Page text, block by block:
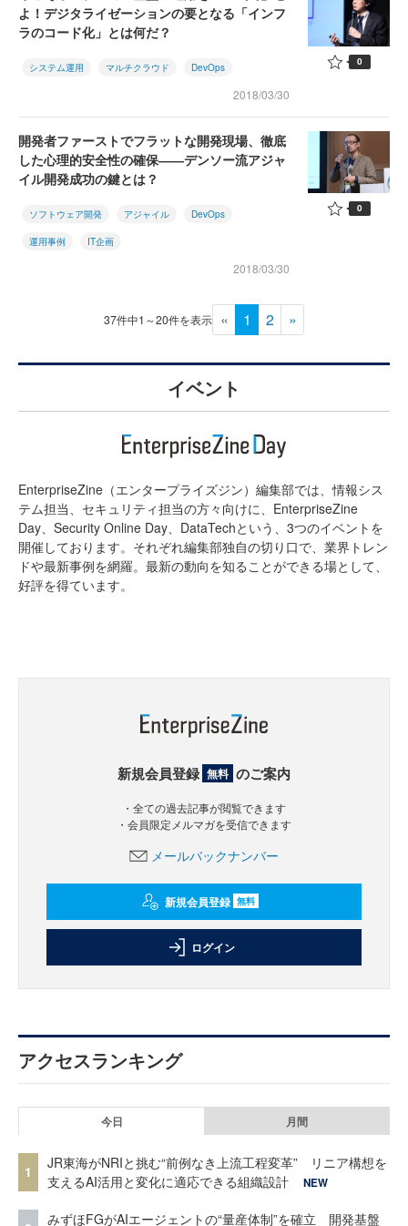
よ！デジタライゼーションの要となる「インフ
ラのコード化」とは何だ？
システム運用 マルチクラウド DevOps
2018/03/30
0
開発者ファーストでフラットな開発現場、徹底
した心理的安全性の確保――デンソー流アジャ
イル開発成功の鍵とは？
ソフトウェア開発 アジャイル DevOps
運用事例 IT企画
2018/03/30
0
37件中1～20件を表示 « 1 2 »
イベント
EnterpriseZine（エンタープライズジン）編集部では、情報シス
テム担当、セキュリティ担当の方々向けに、EnterpriseZine
Day、Security Online Day、DataTechという、3つのイベントを
開催しております。それぞれ編集部独自の切り口で、業界トレン
ドや最新事例を網羅。最新の動向を知ることができる場として、
好評を得ています。
新規会員登録 無料 のご案内
・全ての過去記事が閲覧できます
・会員限定メルマガを受信できます
メールバックナンバー
新規会員登録 無料
ログイン
アクセスランキング
今日 月間
1
JR東海がNRIと挑む“前例なき上流工程変革” リニア構想を
支えるAI活用と変化に適応できる組織設計
NEW
みずほFGがAIエージェントの“量産体制”を確立 開発基盤